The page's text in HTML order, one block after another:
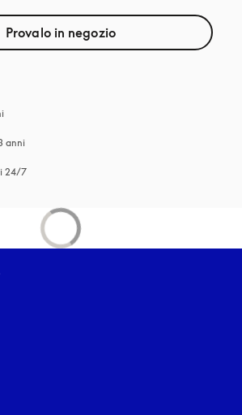
Provalo in negozio
si apre in una nuova finestra
anni
24/7